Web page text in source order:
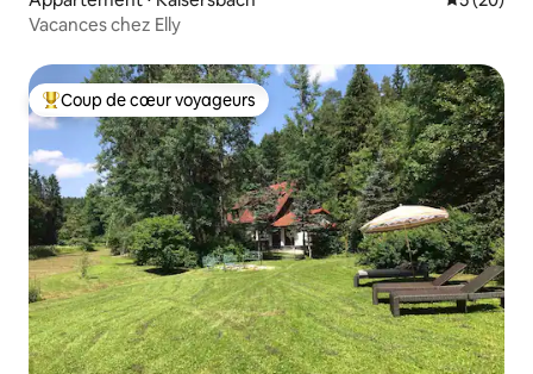
Vacances chez Elly
Coups de cœur voyageurs les plus appréciés
Coup de cœur voyageurs